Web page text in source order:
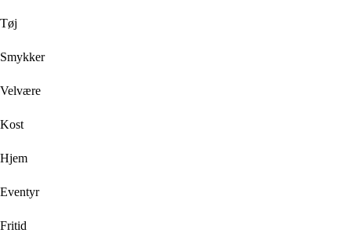
Tøj
Smykker
Velvære
Kost
Hjem
Eventyr
Fritid